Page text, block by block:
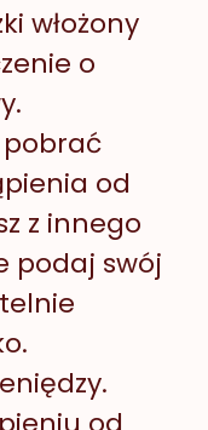
włożony
o
pobrać
od
z innego
podaj swój